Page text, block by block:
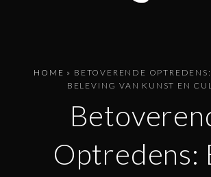
HOME » BETOVERENDE
BELEVING VAN KUNST EN
Optredens: